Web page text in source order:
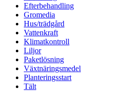
Efterbehandling
Gromedia
Hus/trädgård
Vattenkraft
Klimatkontroll
Liljor
Paketlösning
Växtnäringsmedel
Planteringsstart
Tält